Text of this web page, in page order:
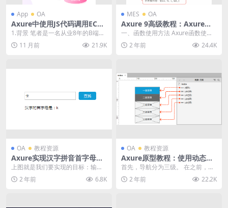
App OA
Axure中使用JS代码调用ECha
rts、AntV图表｜axurehub
设计教程
1.背景 笔者是一名从业8年的B端产
品经理，先后在政府行业、能源行
业、交通行业任...
11 月前 21.9K
MES OA
Axure 9高级教程：Axure函
数使用手册｜axurehub设计
教程
一、函数使用方法 Axure函数使用
的基本语法是：用”[[ ]]”双方括号
（即英...
2 年前 24.4K
OA 教程资源
Axure实现汉字拼音首字母查
询（非JS版）｜axurehub设
计教程
上图就是我们要实现的目标：输入
一个汉字能够查到它的拼音首字
母。 实际上，明白了实...
2 年前 6.8K
OA 教程资源
Axure原型教程：使用动态面
板简单实现三级菜单｜axureh
ub设计教程
首先，导航分为三级。 在之前，我
曾经做过抽屉导航的案例，不过那
个是二级的。 既然...
2 年前 22.2K